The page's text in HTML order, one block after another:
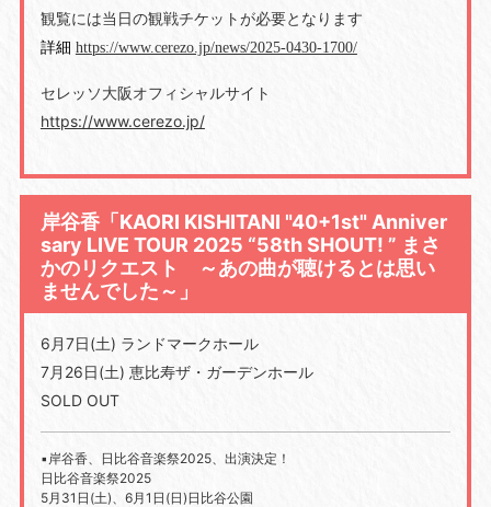
観覧には当日の観戦チケットが必要となります
詳細 https://www.cerezo.jp/news/2025-0430-1700/
セレッソ大阪オフィシャルサイト
https://www.cerezo.jp/
岸谷香「KAORI KISHITANI "40+1st" Anniver
sary LIVE TOUR 2025 “58th SHOUT! ” まさ
かのリクエスト ～あの曲が聴けるとは思い
ませんでした～」
6月7日(土) ランドマークホール
7月26日(土) 恵比寿ザ・ガーデンホール
SOLD OUT
▪️岸谷香、日比谷音楽祭2025、出演決定！
日比谷音楽祭2025
5月31日(土)、6月1日(日)日比谷公園